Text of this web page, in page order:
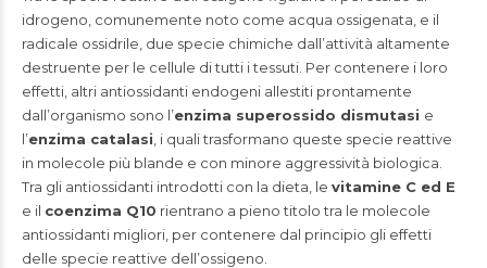
idrogeno, comunemente noto come acqua ossigenata, e il
radicale ossidrile, due specie chimiche dall’attività altamente
destruente per le cellule di tutti i tessuti. Per contenere i loro
effetti, altri antiossidanti endogeni allestiti prontamente
dall’organismo sono l’enzima superossido dismutasi e
l’enzima catalasi , i quali trasformano queste specie reattive
in molecole più blande e con minore aggressività biologica.
Tra gli antiossidanti introdotti con la dieta, le vitamine C ed E
e il coenzima Q10 rientrano a pieno titolo tra le molecole
antiossidanti migliori, per contenere dal principio gli effetti
delle specie reattive dell’ossigeno.